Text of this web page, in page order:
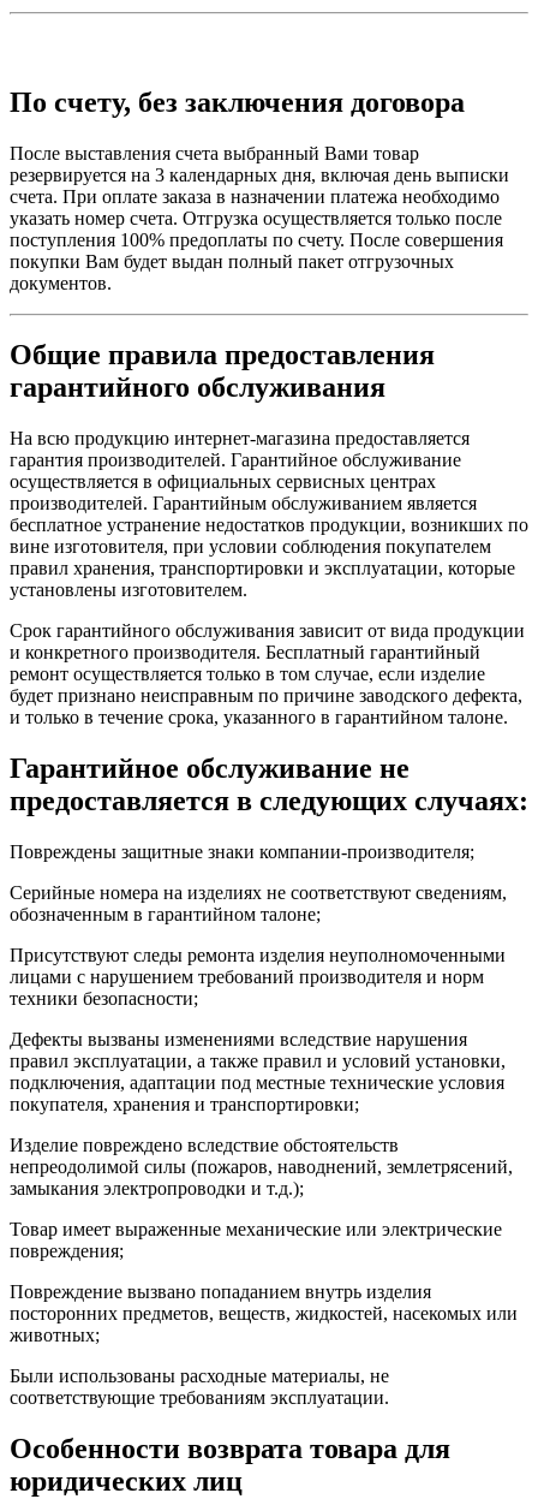
По счету, без заключения договора
После выставления счета выбранный Вами товар
резервируется на 3 календарных дня, включая день выписки
счета. При оплате заказа в назначении платежа необходимо
указать номер счета. Отгрузка осуществляется только после
поступления 100% предоплаты по счету. После совершения
покупки Вам будет выдан полный пакет отгрузочных
документов.
Общие правила предоставления
гарантийного обслуживания
На всю продукцию интернет-магазина предоставляется
гарантия производителей. Гарантийное обслуживание
осуществляется в официальных сервисных центрах
производителей. Гарантийным обслуживанием является
бесплатное устранение недостатков продукции, возникших по
вине изготовителя, при условии соблюдения покупателем
правил хранения, транспортировки и эксплуатации, которые
установлены изготовителем.
Срок гарантийного обслуживания зависит от вида продукции
и конкретного производителя. Бесплатный гарантийный
ремонт осуществляется только в том случае, если изделие
будет признано неисправным по причине заводского дефекта,
и только в течение срока, указанного в гарантийном талоне.
Гарантийное обслуживание не
предоставляется в следующих случаях:
Повреждены защитные знаки компании-производителя;
Серийные номера на изделиях не соответствуют сведениям,
обозначенным в гарантийном талоне;
Присутствуют следы ремонта изделия неуполномоченными
лицами с нарушением требований производителя и норм
техники безопасности;
Дефекты вызваны изменениями вследствие нарушения
правил эксплуатации, а также правил и условий установки,
подключения, адаптации под местные технические условия
покупателя, хранения и транспортировки;
Изделие повреждено вследствие обстоятельств
непреодолимой силы (пожаров, наводнений, землетрясений,
замыкания электропроводки и т.д.);
Товар имеет выраженные механические или электрические
повреждения;
Повреждение вызвано попаданием внутрь изделия
посторонних предметов, веществ, жидкостей, насекомых или
животных;
Были использованы расходные материалы, не
соответствующие требованиям эксплуатации.
Особенности возврата товара для
юридических лиц